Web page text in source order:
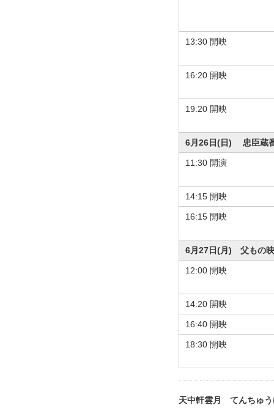
13:30 開映
16:20 開映
19:20 開映
6月26日(日) 忠臣蔵
11:30 開演
14:15 開映
16:15 開映
6月27日(月) 父もの
12:00 開映
14:20 開映
16:40 開映
18:30 開映
天中軒雲月 てんちゅう